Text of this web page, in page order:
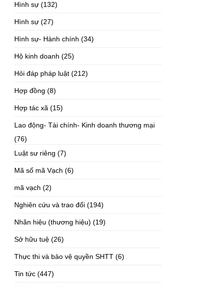
Hình sự (132)
Hình sự (27)
Hình sự- Hành chính (34)
Hộ kinh doanh (25)
Hỏi đáp pháp luật (212)
Hợp đồng (8)
Hợp tác xã (15)
Lao động- Tài chính- Kinh doanh thương mại
(76)
Luật sư riêng (7)
Mã số mã Vạch (6)
mã vạch (2)
Nghiên cứu và trao đổi (194)
Nhãn hiệu (thương hiệu) (19)
Sở hữu tuệ (26)
Thực thi và bảo vệ quyền SHTT (6)
Tin tức (447)